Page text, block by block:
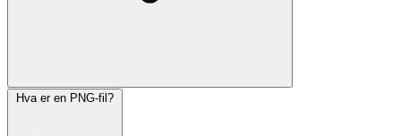
Hva er en PNG-fil?